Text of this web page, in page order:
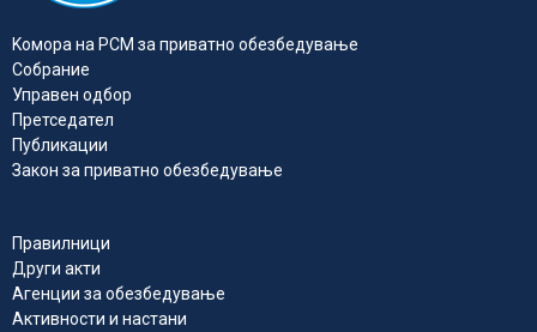
Kомора на РСМ за приватно обезбедувањe
Собрание
Управен одбор
Претседател
Публикации
Закон за приватно обезбедување
Правилници
Други акти
Агенции за обезбедување
Активности и настани